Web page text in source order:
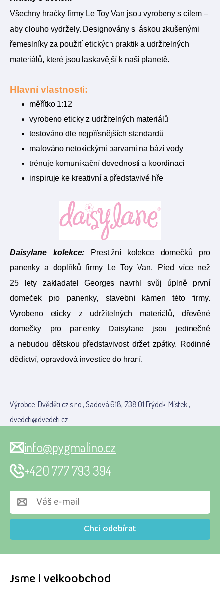
Všechny hračky firmy Le Toy Van jsou vyrobeny s cílem –
aby dlouho vydržely. Designovány s láskou zkušenými
řemeslníky za použití etických praktik a udržitelných
materiálů, které jsou laskavější k naší planetě.
Hlavní vlastnosti:
měřítko 1:12
vyrobeno eticky z udržitelných materiálů
testováno dle nejpřísnějších standardů
malováno netoxickými barvami na bázi vody
trénuje komunikační dovednosti a koordinaci
inspiruje ke kreativní a představivé hře
Daisylane kolekce:Prestižní kolekce domečků pro
panenky a doplňků firmy Le Toy Van. Před více než
25 lety zakladatel Georges navrhl svůj úplně první
domeček pro panenky, stavební kámen této firmy.
Vyrobeno eticky z udržitelných materiálů, dřevěné
domečky pro panenky Daisylane jsou jedinečné
a nebudou dětskou představivost držet zpátky. Rodinné
dědictví, opravdová investice do hraní.
Výrobce: Dvěděti.cz s.r.o., Sadová 618, 738 01 Frýdek-Místek ,
dvedeti@dvedeti.cz
Jsme i velkoobchod
Chci odebírat
info@pygmalino.cz
+420 777 793 394